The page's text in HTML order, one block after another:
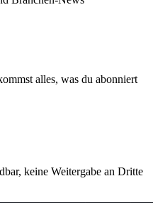
alles, was du abonniert
keine Weitergabe an Dritte